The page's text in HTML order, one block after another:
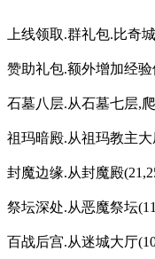
上线领取.群礼包.比奇
赞助礼包.额外增加经
石墓八层.从石墓七层,
祖玛暗殿.从祖玛教主大
封魔边缘.从封魔殿
祭坛深处.从恶魔祭坛
百战后宫.从迷城大厅